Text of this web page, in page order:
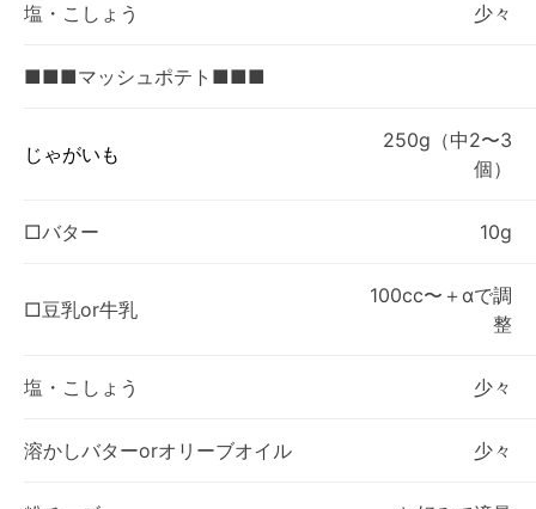
塩・こしょう 少々
■■■マッシュポテト■■■
じゃがいも
250g（中2〜3
個）
□バター 10g
□豆乳or牛乳
100cc〜＋αで調
整
塩・こしょう 少々
溶かしバターorオリーブオイル 少々